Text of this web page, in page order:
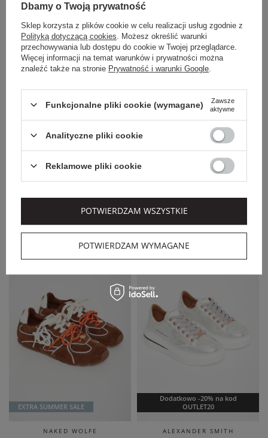
MAX MARA ACCESSORI
SNEAKERSY DAMSKIE
KASZMIRU MAXIWS
MAX MARA
ACCESSORI
2 199,00 PLN
1 759,20 PLN -20%
ALEXANDER SMITH
SNEAKERSY
SKÓRZANE DAMSKIE
WEMBLEY WOMAN
ALEXANDER SMITH
1 139,00 PLN
797,30 PLN
EXTRA SUMMER SALE
NAKED WOLFE
Dodatkowo -20% na kod
OUTLET20
SALE
ALEXANDER SMITH
Dbamy o Twoją prywatność
Sklep korzysta z plików cookie w celu realizacji usług zgodnie z
Polityką dotyczącą cookies . Możesz określić warunki
przechowywania lub dostępu do cookie w Twojej przeglądarce.
Więcej informacji na temat warunków i prywatności można
znaleźć także na stronie Prywatność i warunki Google
Funkcjonalne pliki cookie (wymagane)
Zawsze
aktywne
Analityczne pliki cookie
Reklamowe pliki cookie
POTWIERDZAM WYMAGANE
POTWIERDZAM WSZYSTKIE